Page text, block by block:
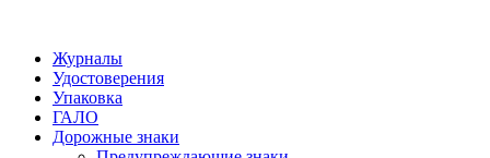
Журналы
Удостоверения
Упаковка
ГАЛО
Дорожные знаки